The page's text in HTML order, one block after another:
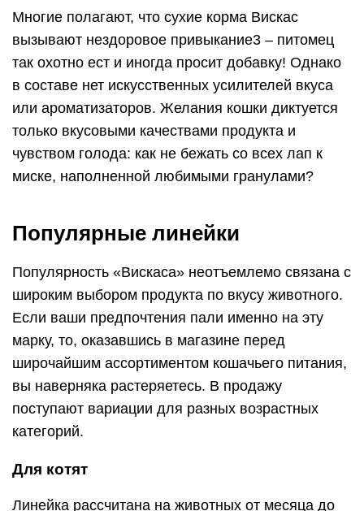
Многие полагают, что сухие корма Вискас
вызывают нездоровое привыкание3 – питомец
так охотно ест и иногда просит добавку! Однако
в составе нет искусственных усилителей вкуса
или ароматизаторов. Желания кошки диктуется
только вкусовыми качествами продукта и
чувством голода: как не бежать со всех лап к
миске, наполненной любимыми гранулами?
Популярные линейки
Популярность «Вискаса» неотъемлемо связана с
широким выбором продукта по вкусу животного.
Если ваши предпочтения пали именно на эту
марку, то, оказавшись в магазине перед
широчайшим ассортиментом кошачьего питания,
вы наверняка растеряетесь. В продажу
поступают вариации для разных возрастных
категорий.
Для котят
Линейка рассчитана на животных от месяца до